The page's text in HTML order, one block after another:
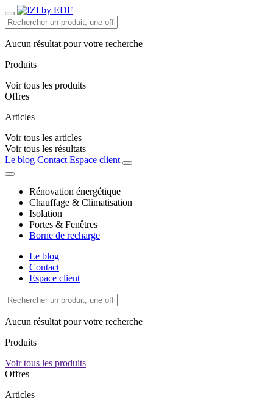
Aucun résultat pour votre recherche
Produits
Voir tous les produits
Offres
Articles
Voir tous les articles
Voir tous les résultats
Le blog Contact Espace client
Rénovation énergétique
Chauffage & Climatisation
Isolation
Portes & Fenêtres
Borne de recharge
Le blog
Contact
Espace client
Aucun résultat pour votre recherche
Produits
Voir tous les produits
Offres
Articles